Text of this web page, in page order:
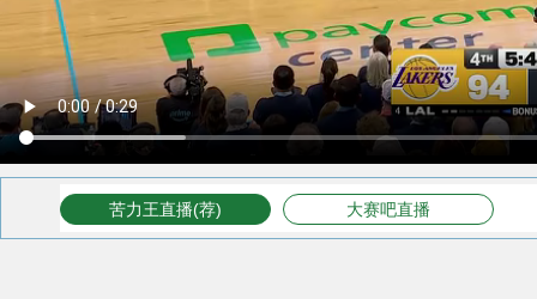
苦力王直播(荐) 大赛吧直播